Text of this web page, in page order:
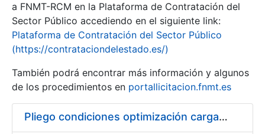
Mostra/Amaga
a FNMT-RCM en la Plataforma de Contratación del
Sector Público accediendo en el siguiente link:
Plataforma de Contratación del Sector Público
(https://contrataciondelestado.es/)
También podrá encontrar más información y algunos
de los procedimientos en portallicitacion.fnmt.es
Pliego condiciones optimización cargas compras firmado